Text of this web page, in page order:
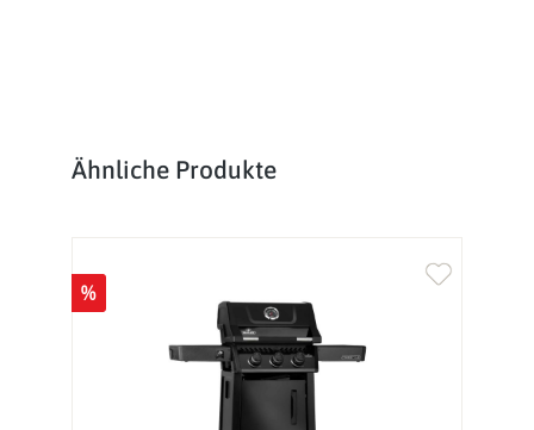
Produktgalerie überspringen
Ähnliche Produkte
%